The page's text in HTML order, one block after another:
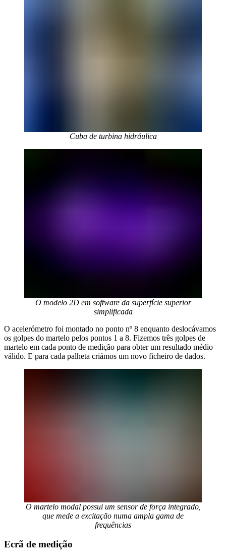
Cuba de turbina hidráulica
O modelo 2D em software da superfície superior
simplificada
O acelerómetro foi montado no ponto nº 8 enquanto deslocávamos
os golpes do martelo pelos pontos 1 a 8. Fizemos três golpes de
martelo em cada ponto de medição para obter um resultado médio
válido. E para cada palheta criámos um novo ficheiro de dados.
O martelo modal possui um sensor de força integrado,
que mede a excitação numa ampla gama de
frequências
Ecrã de medição